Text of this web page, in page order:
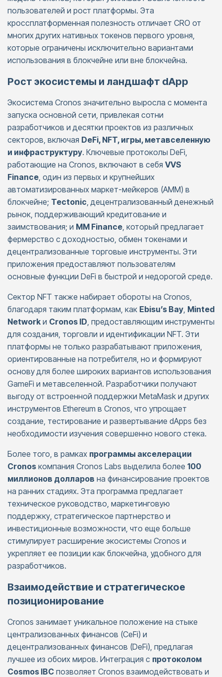
пользователей и рост платформы. Эта
кроссплатформенная полезность отличает CRO от
многих других нативных токенов первого уровня,
которые ограничены исключительно вариантами
использования в блокчейне или вне блокчейна.
Рост экосистемы и ландшафт dApp
Экосистема Cronos значительно выросла с момента
запуска основной сети, привлекая сотни
разработчиков и десятки проектов из различных
секторов, включая DeFi, NFT, игры, метавселенную
и инфраструктуру. Ключевые протоколы DeFi,
работающие на Cronos, включают в себя VVS
Finance, один из первых и крупнейших
автоматизированных маркет-мейкеров (AMM) в
блокчейне; Tectonic, децентрализованный денежный
рынок, поддерживающий кредитование и
заимствования; и MM Finance, который предлагает
фермерство с доходностью, обмен токенами и
децентрализованные торговые инструменты. Эти
приложения предоставляют пользователям
основные функции DeFi в быстрой и недорогой среде.
Сектор NFT также набирает обороты на Cronos,
благодаря таким платформам, как Ebisu’s Bay, Minted
Network и Cronos ID, предоставляющим инструменты
для создания, торговли и идентификации NFT. Эти
платформы не только разрабатывают приложения,
ориентированные на потребителя, но и формируют
основу для более широких вариантов использования
GameFi и метавселенной. Разработчики получают
выгоду от встроенной поддержки MetaMask и других
инструментов Ethereum в Cronos, что упрощает
создание, тестирование и развертывание dApps без
необходимости изучения совершенно нового стека.
Более того, в рамках программы акселерации
Cronos компания Cronos Labs выделила более 100
миллионов долларов на финансирование проектов
на ранних стадиях. Эта программа предлагает
техническое руководство, маркетинговую
поддержку, стратегическое партнерство и
инвестиционные возможности, что еще больше
стимулирует расширение экосистемы Cronos и
укрепляет ее позиции как блокчейна, удобного для
разработчиков.
Взаимодействие и стратегическое
позиционирование
Cronos занимает уникальное положение на стыке
централизованных финансов (CeFi) и
децентрализованных финансов (DeFi), предлагая
лучшее из обоих миров. Интеграция с протоколом
Cosmos IBC позволяет Cronos взаимодействовать и